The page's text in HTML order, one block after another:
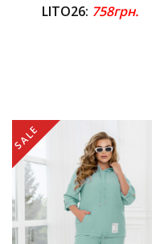
LITO26: 758грн.
SALE